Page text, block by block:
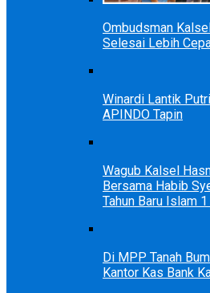
Ombudsman
Selesai Lebih
Winardi Lantik
APINDO Tapin
Wagub Kalsel
Bersama Habib
Tahun Baru Islam
Di MPP Tanah
Kantor Kas Bank